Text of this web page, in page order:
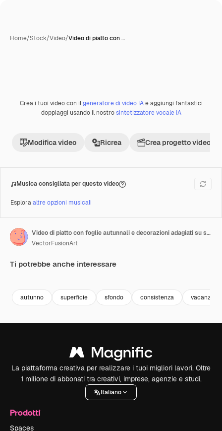
Home/Stock/Video/Video di piatto con …
PremiumCreata con IA
Crea i tuoi video con ilgeneratore di video IAe aggiungi fantastici
doppiaggi usando il nostrosintetizzatore vocale IA
Modifica video Ricrea Crea progetto video
Musica consigliata per questo video
Esploraaltre opzioni musicali
Video di piatto con foglie autunnali e decorazioni adagiati su superficie grigia
VectorFusionArt
Ti potrebbe anche interessare
autunno superficie sfondo consistenza vacanza
La piattaforma creativa per realizzare i tuoi migliori lavori. Oltre
1 milione di abbonati tra creativi, imprese, agenzie e studi.
Italiano
Prodotti
Spaces